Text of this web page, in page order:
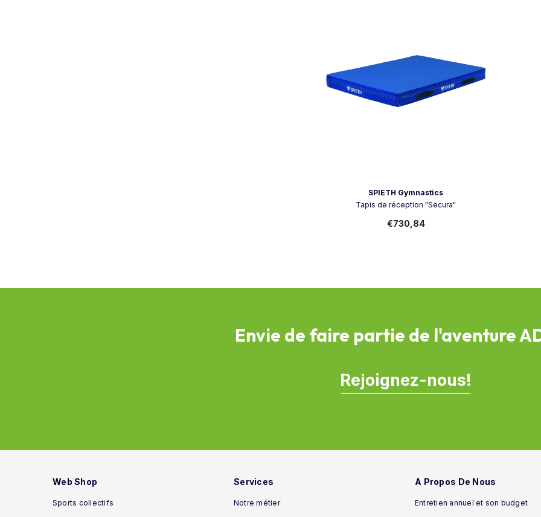
SPIETH Gymnastics
Tapis de réception "Secura"
€730,84
Envie de faire partie de l'aventure
Rejoignez-nous!
Web Shop
Sports collectifs
Services
Notre métier
A Propos De Nous
Entretien annuel et son budget